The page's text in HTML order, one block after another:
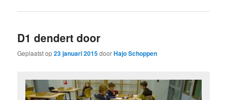
D1 dendert door
Geplaatst op23 januari 2015doorHajo Schoppen